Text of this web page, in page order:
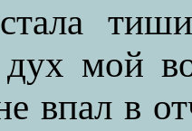
мой
впал в